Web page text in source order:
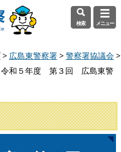
検索 メニュー
> 広島東警察署>警察署協議会 >
令和５年度 第３回 広島東警